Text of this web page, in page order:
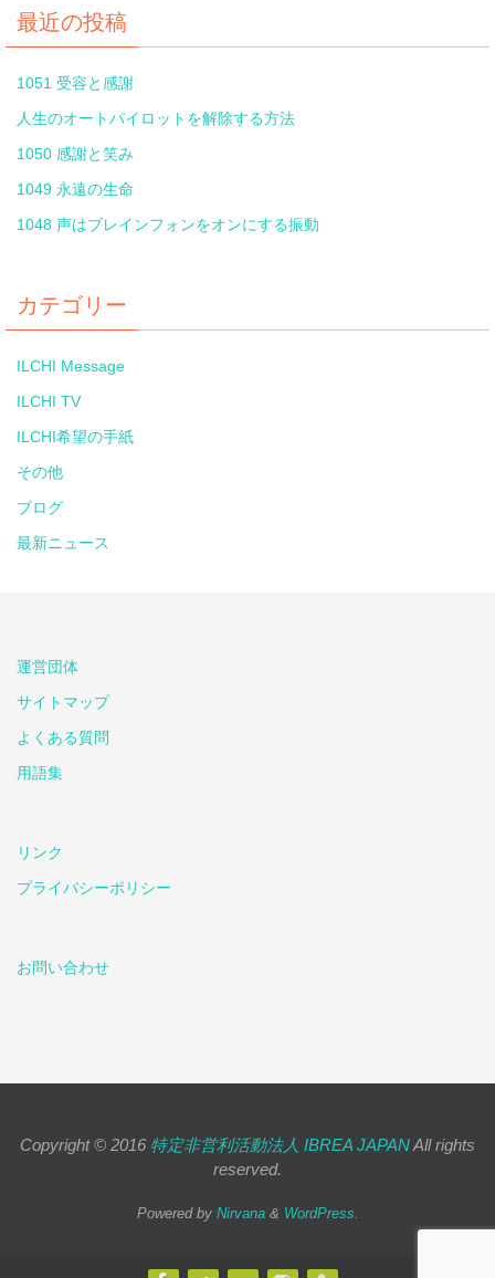
最近の投稿
1051 受容と感謝
人生のオートパイロットを解除する方法
1050 感謝と笑み
1049 永遠の生命
1048 声はブレインフォンをオンにする振動
カテゴリー
ILCHI Message
ILCHI TV
ILCHI希望の手紙
その他
ブログ
最新ニュース
運営団体
サイトマップ
よくある質問
用語集
リンク
プライバシーポリシー
お問い合わせ
Copyright © 2016 特定非営利活動法人 IBREA JAPANAll rights
reserved.
Powered by Nirvana& WordPress.